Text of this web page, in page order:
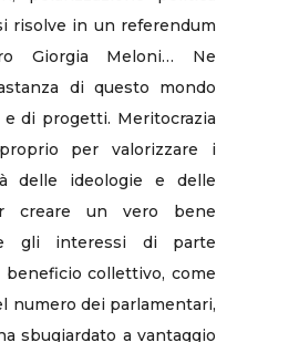
risolve in un referendum
Giorgia Meloni… Ne
di questo mondo
di progetti. Meritocrazia
per valorizzare i
delle ideologie e delle
creare un vero bene
gli interessi di parte
beneficio collettivo, come
numero dei parlamentari,
sbugiardato a vantaggio